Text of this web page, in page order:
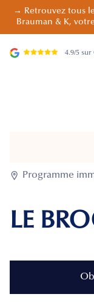
→ Retrouvez tous
Brauman & K,
4.9/5 sur
 Programme
LE